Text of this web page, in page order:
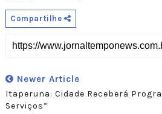
Compartilhe
Newer Article
Itaperuna: Cidade Receberá
Serviços”